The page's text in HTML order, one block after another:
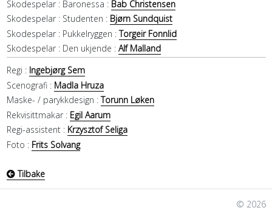
Skodespelar : Baronessa : Bab Christensen
Skodespelar : Studenten : Bjørn Sundquist
Skodespelar : Pukkelryggen :Torgeir Fonnlid
Skodespelar : Den ukjende : Alf Malland
Regi : Ingebjørg Sem
Scenografi : Madla Hruza
Maske- / parykkdesign :Torunn Løken
Rekvisittmakar : Egil Aarum
Regi-assistent : Krzysztof Seliga
Foto : Frits Solvang
Tilbake
© 2026